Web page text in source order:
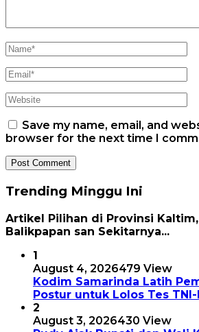
Save my name, email, and
browser for the next time I
Trending Minggu Ini
Artikel Pilihan di Provinsi
Balikpapan san Sekitarnya...
1
August 4, 2026479 View
Kodim Samarinda Latih
Postur untuk Lolos Tes
2
August 3, 2026430 View